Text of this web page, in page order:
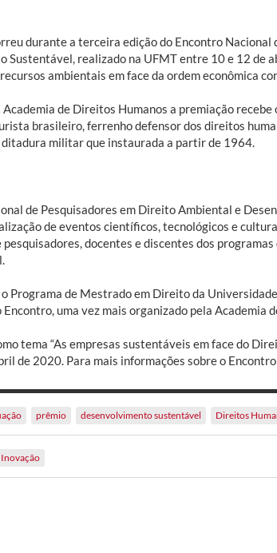
durante a terceira edição do Encontro
Sustentável, realizado na UFMT entre 10 e 12 de
ambientais em face da ordem econômica
Academia de Direitos Humanos a premiação
brasileiro, ferrenho defensor dos direitos
ditadura militar que instaurada a partir de 1964.
de Pesquisadores em Direito Ambiental e
de eventos científicos, tecnológicos e
docentes e discentes dos
Programa de Mestrado em Direito da
uma vez mais organizado pela Academia
tema “As empresas sustentáveis em face do
de 2020. Para mais informações sobre o Encontro
prêmio desenvolvimento sustentável Direitos
Inovação